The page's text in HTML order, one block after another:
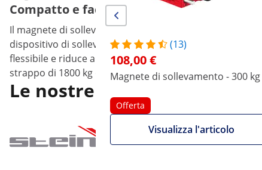
(13)
108,00 €
Magnete di sollevamento - 300 kg
Offerta
Visualizza l'articolo
Compatto e facile da usare: il magnete di
Il magnete di sollevamento compatto convince per la
dispositivo di sollevamento non è solo delicato per il
flessibile e riduce al minimo le possibilità di errore.
strappo di 1800 kg offre anche la massima sicurezza
Le nostre marche
Bilance
garantiscono